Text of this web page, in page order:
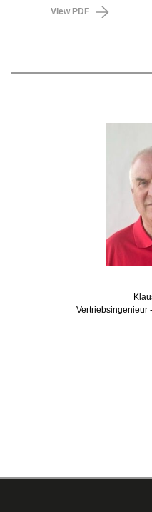
View PDF
Vertriebsingenieur